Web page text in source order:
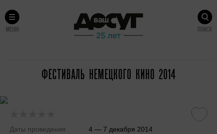
МЕНЮ ПОИСК
ФЕСТИВАЛЬ НЕМЕЦКОГО КИНО 2014
Даты проведения 4 — 7 декабря 2014